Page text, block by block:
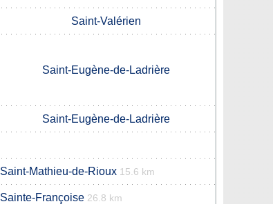
Saint-Valérien
Saint-Eugène-de-Ladrière
Saint-Eugène-de-Ladrière
Saint-Mathieu-de-Rioux 15.6 km
Sainte-Françoise 26.8 km